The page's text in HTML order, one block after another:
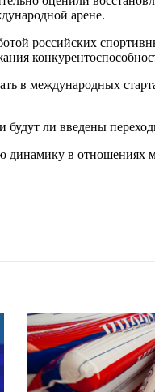
арене.
российских
в международных
и будут ли введены
динамику в